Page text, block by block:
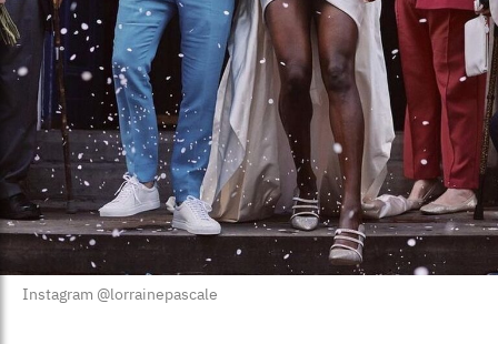
Instagram @lorrainepascale